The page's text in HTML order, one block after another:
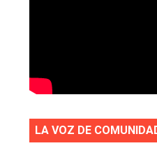
LA VOZ DE